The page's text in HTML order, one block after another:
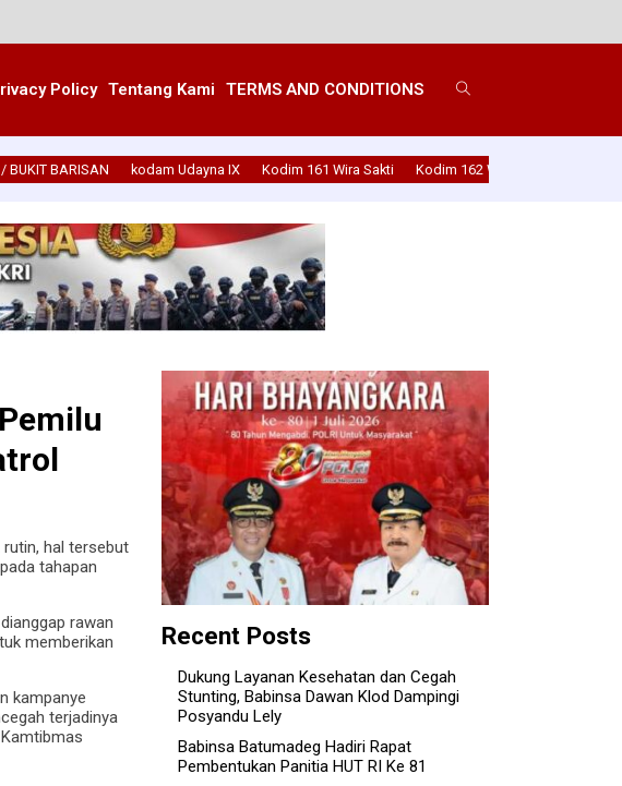
Nggongi
Policy Tentang Kami TERMS AND CONDITIONS
BUKIT BARISAN kodam Udayna IX Kodim 161 Wira Sakti Kodim 162 Wira Bhakti
hal tersebut
tahapan
rawan
memberikan
kampanye
terjadinya
Recent Posts
Dukung Layanan Kesehatan dan Cegah
Stunting, Babinsa Dawan Klod Dampingi
Posyandu Lely
Babinsa Batumadeg Hadiri Rapat
Pembentukan Panitia HUT RI Ke 81